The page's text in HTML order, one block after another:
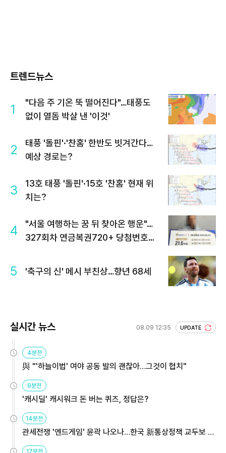
트렌드뉴스
1
"다음 주 기온 뚝 떨어진다"…태풍도
없이 열돔 박살 낸 '이것'
2
태풍 '돌핀'·'찬홈' 한반도 빗겨간다…
예상 경로는?
3
13호 태풍 '돌핀'·15호 '찬홈' 현재 위
치는?
4
"서울 여행하는 꿈 뒤 찾아온 행운"…
327회차 연금복권720+ 당첨번호조
5 '축구의 신' 메시 부친상…향년 68세
실시간 뉴스 08.09 12:35 UPDATE
4분전
與 "'하늘이법' 여야 공동 발의 괜찮아…그것이 협치"
9분전
'캐시딜' 캐시워크 돈 버는 퀴즈, 정답은?
14분전
관세전쟁 '엔드게임' 윤곽 나오나…한국 新통상정책 교두보 활
용해야